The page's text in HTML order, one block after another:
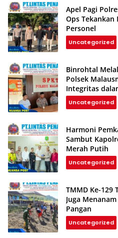
Apel Pagi
Ops
Personel
Uncategorized
Binrohtal
Polsek
Integritas
Uncategorized
Harmoni
Sambut
Merah Putih
Uncategorized
TMMD Ke-129
Juga
Pangan
Uncategorized